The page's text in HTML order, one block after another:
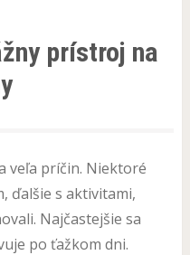
prístroj na
veľa príčin. Niektoré
ďalšie s aktivitami,
Najčastejšie sa
po ťažkom dni.